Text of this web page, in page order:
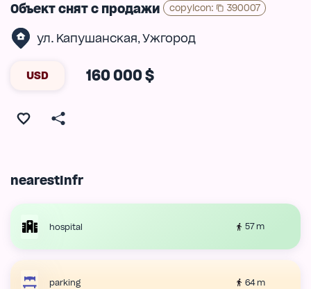
Объект снят с продажи copyIcon: 390007
ул. Капушанская, Ужгород
USD 160 000 $
nearestInfr
hospital 57 m
parking 64 m